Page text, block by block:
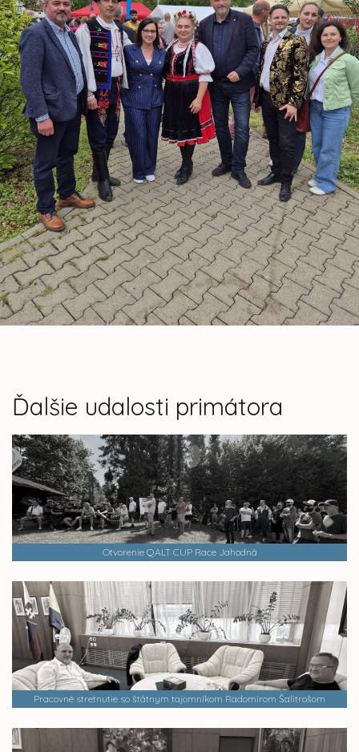
Ďalšie udalosti primátora
Otvorenie QALT CUP Race Jahodná
Pracovné stretnutie so štátnym tajomníkom Radomírom Šalitrošom